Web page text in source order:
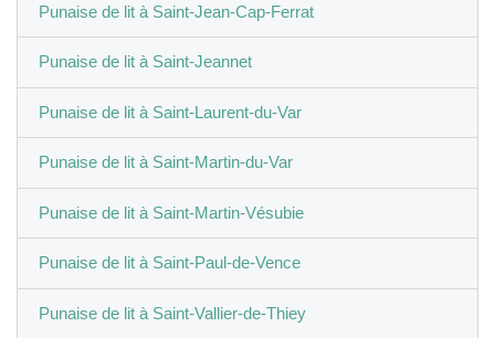
Punaise de lit à Saint-Jean-Cap-Ferrat
Punaise de lit à Saint-Jeannet
Punaise de lit à Saint-Laurent-du-Var
Punaise de lit à Saint-Martin-du-Var
Punaise de lit à Saint-Martin-Vésubie
Punaise de lit à Saint-Paul-de-Vence
Punaise de lit à Saint-Vallier-de-Thiey